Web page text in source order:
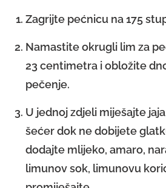
Zagrijte pećnicu na 175
Namastite okrugli lim za
23 centimetra i obložite
pečenje.
U jednoj zdjeli miješajte
šećer dok ne dobijete
dodajte mlijeko, amaro,
limunov sok, limunovu